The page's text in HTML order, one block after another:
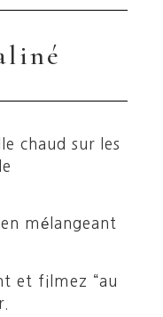
chaud sur les
mélangeant
et filmez “au